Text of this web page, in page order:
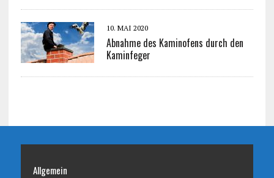
10. MAI 2020
Abnahme des Kaminofens durch den
Kaminfeger
Allgemein